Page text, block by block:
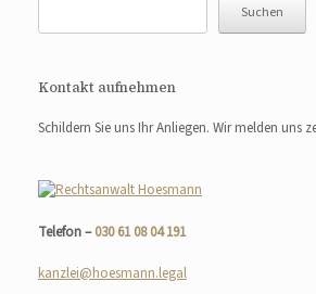
Suchen
Kontakt aufnehmen
Schildern Sie uns Ihr Anliegen. Wir melden uns
Telefon –030 61 08 04 191
kanzlei@hoesmann.legal